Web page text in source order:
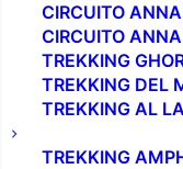
CIRCUITO
CIRCUITO
TREKKING
TREKKING DEL
TREKKING AL
TREKKING